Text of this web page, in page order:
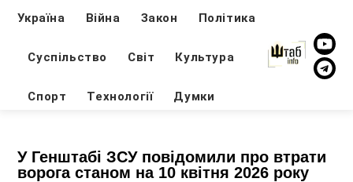
Україна Війна Закон Політика
Суспільство Світ Культура
Спорт Технології Думки
У Генштабі ЗСУ повідомили про втрати
ворога станом на 10 квітня 2026 року